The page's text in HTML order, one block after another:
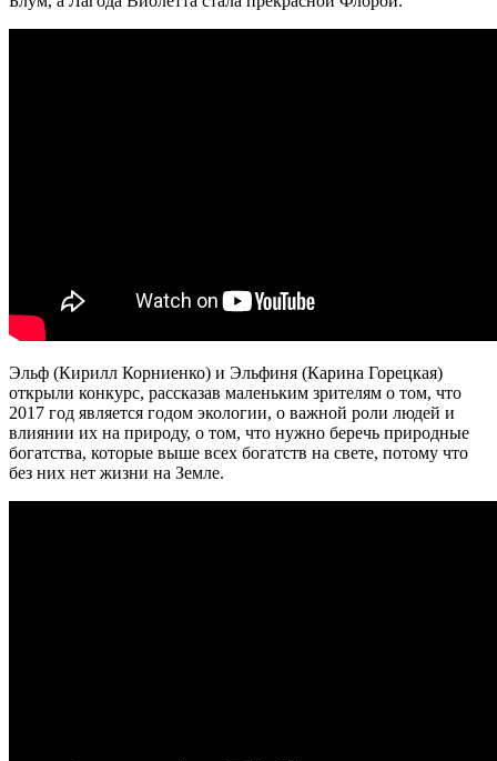
Эльф (Кирилл Корниенко) и Эльфиня (Карина Горецкая)
открыли конкурс, рассказав маленьким зрителям о том, что
2017 год является годом экологии, о важной роли людей и
влиянии их на природу, о том, что нужно беречь природные
богатства, которые выше всех богатств на свете, потому что
без них нет жизни на Земле.